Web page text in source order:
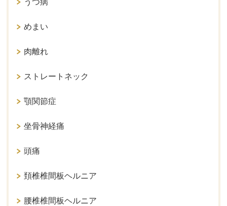
めまい
肉離れ
ストレートネック
顎関節症
坐骨神経痛
頭痛
頚椎椎間板ヘルニア
腰椎椎間板ヘルニア